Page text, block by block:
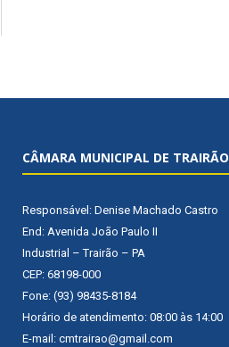
CÂMARA MUNICIPAL DE TRAIRÃO
Responsável: Denise Machado Castro
End: Avenida João Paulo II
Industrial – Trairão – PA
CEP: 68198-000
Fone: (93) 98435-8184
Horário de atendimento: 08:00 às 14:00
E-mail: cmtrairao@gmail.com